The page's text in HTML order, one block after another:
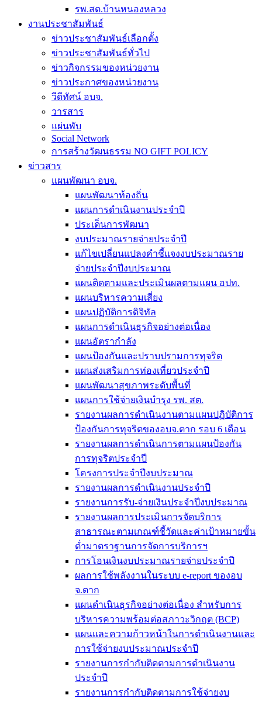
รพ.สต.บ้านหนองหลวง
งานประชาสัมพันธ์
ข่าวประชาสัมพันธ์เลือกตั้ง
ข่าวประชาสัมพันธ์ทั่วไป
ข่าวกิจกรรมของหน่วยงาน
ข่าวประกาศของหน่วยงาน
วีดีทัศน์ อบจ.
วารสาร
แผ่นพับ
Social Network
การสร้างวัฒนธรรม NO GIFT POLICY
ข่าวสาร
แผนพัฒนา อบจ.
แผนพัฒนาท้องถิ่น
แผนการดำเนินงานประจำปี
ประเด็นการพัฒนา
งบประมาณรายจ่ายประจำปี
แก้ไขเปลี่ยนแปลงคำชี้แจงงบประมาณราย
จ่ายประจำปีงบประมาณ
แผนติดตามและประเมินผลตามแผน อปท.
แผนบริหารความเสี่ยง
แผนปฏิบัติการดิจิทัล
แผนการดำเนินธุรกิจอย่างต่อเนื่อง
แผนอัตรากำลัง
แผนป้องกันและปราบปรามการทุจริต
แผนส่งเสริมการท่องเที่ยวประจำปี
แผนพัฒนาสุขภาพระดับพื้นที่
แผนการใช้จ่ายเงินบำรุง รพ. สต.
รายงานผลการดำเนินงานตามแผนปฏิบัติการ
ป้องกันการทุจริตของอบจ.ตาก รอบ 6 เดือน
รายงานผลการดำเนินการตามแผนป้องกัน
การทุจริตประจำปี
โครงการประจำปีงบประมาณ
รายงานผลการดำเนินงานประจำปี
รายงานการรับ-จ่ายเงินประจำปีงบประมาณ
รายงานผลการประเมินการจัดบริการ
สาธารณะตามเกณฑ์ชี้วัดและค่าเป้าหมายขั้น
ต่ำมาตราฐานการจัดการบริการฯ
การโอนเงินงบประมาณรายจ่ายประจำปี
ผลการใช้พลังงานในระบบ e-report ของอบ
จ.ตาก
แผนดำเนินธุรกิจอย่างต่อเนื่อง สำหรับการ
บริหารความพร้อมต่อสภาวะวิกฤต (BCP)
แผนและความก้าวหน้าในการดำเนินงานและ
การใช้จ่ายงบประมาณประจำปี
รายงานการกำกับติดตามการดำเนินงาน
ประจำปี
รายงานการกำกับติดตามการใช้จ่ายงบ